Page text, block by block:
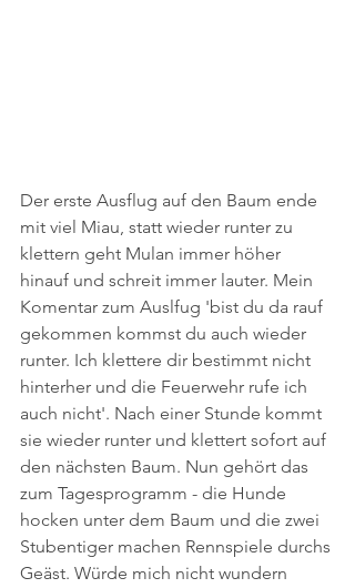
Der erste Ausflug auf den Baum ende
mit viel Miau, statt wieder runter zu
klettern geht Mulan immer höher
hinauf und schreit immer lauter. Mein
Komentar zum Auslfug 'bist du da rauf
gekommen kommst du auch wieder
runter. Ich klettere dir bestimmt nicht
hinterher und die Feuerwehr rufe ich
auch nicht'. Nach einer Stunde kommt
sie wieder runter und klettert sofort auf
den nächsten Baum. Nun gehört das
zum Tagesprogramm - die Hunde
hocken unter dem Baum und die zwei
Stubentiger machen Rennspiele durchs
Geäst. Würde mich nicht wundern